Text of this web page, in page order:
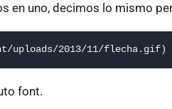
en uno, decimos lo mismo
uploads/2013/11/
font.